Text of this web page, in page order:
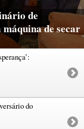
de
de secar
do